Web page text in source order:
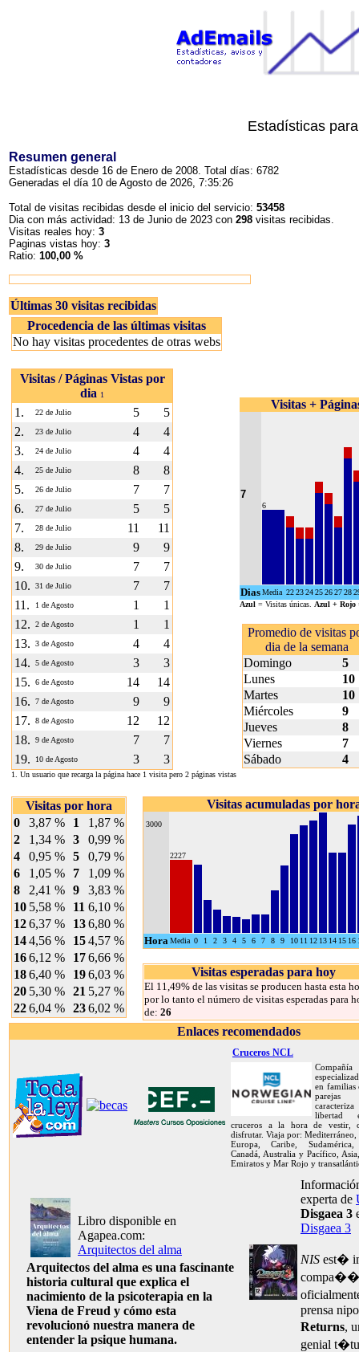
Estadísticas
Resumen general
Estadísticas desde 16 de Enero de 2008. Total días: 6782
Generadas el día 10 de Agosto de 2026, 7:35:26
Total de visitas recibidas desde el inicio del servicio: 53458
Dia con más actividad: 13 de Junio de 2023 con 298 visitas recibidas.
Visitas reales hoy: 3
Paginas vistas hoy: 3
Ratio: 100,00 %
Últimas 30 visitas recibidas
Procedencia de las últimas visitas
No hay visitas procedentes de otras webs
Visitas / Páginas Vistas por
dia 1
1. 22 de Julio 5
5
2.
23 de Julio 4
4
3.
24 de Julio 4
4
4.
25 de Julio 8
8
5.
26 de Julio 7
7
6.
27 de Julio 5
5
7.
28 de Julio 11
11
8.
29 de Julio 9
9
9.
30 de Julio 7
7
10.
31 de Julio 7
7
11.
1 de Agosto 1
1
12.
2 de Agosto 1
1
13.
3 de Agosto 4
4
14.
5 de Agosto 3
3
15.
6 de Agosto 14
14
16.
7 de Agosto 9
9
17.
8 de Agosto 12
12
18.
9 de Agosto 7
7
19.
10 de Agosto 3 3
1. Un usuario que recarga la página hace 1 visita pero 2 páginas vistas
Visitas +
7
6
DiasMedia 22232425262728
Azul = Visitas únicas. Azul + Rojo
Promedio de visitas
dia de la semana
Domingo
5
Lunes
10
Martes
10
Miércoles
9
Jueves
8
Viernes
7
Sábado
4
Visitas por hora
0
3,87 % 1
1,87 %
2
1,34 % 3
0,99 %
4
0,95 % 5
0,79 %
6
1,05 % 7
1,09 %
8
2,41 % 9
3,83 %
10 5,58 % 11 6,10 %
126,37 % 136,80 %
144,56 % 154,57 %
166,12 % 176,66 %
186,40 % 196,03 %
20 5,30 % 21 5,27 %
226,04 % 236,02 %
Visitas acumuladas por
3000
2227
HoraMedia 0 1 2 3 4 5 6 7 8 9 10 11 12 13 14 15 16
Visitas esperadas para hoy
El 11,49% de las visitas se producen hasta esta
por lo tanto el número de visitas esperadas para
de: 26
Enlaces recomendados
Cruceros NCL
Compañía
en familias
libertad
cruceros a la hora de vestir,
disfrutar. Viaja por: Mediterráneo,
Europa, Caribe, Sudamérica,
Canadá, Australia y Pacífico,
Emiratos y Mar Rojo y
Libro disponible en
Agapea.com:
Arquitectos del alma
Arquitectos del alma es una fascinante
historia cultural que explica el
nacimiento de la psicoterapia en la
Viena de Freud y cómo esta
revolucionó nuestra manera de
entender la psique humana.
experta de
Disgaea 3
Disgaea 3
NIS est�
prensa
Returns,
genial